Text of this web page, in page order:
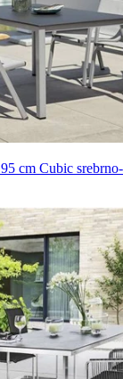
cm Cubic